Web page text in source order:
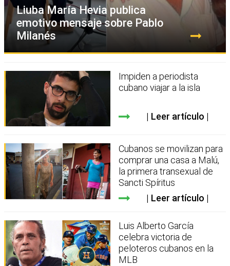
Liuba María Hevia publica
emotivo mensaje sobre Pablo
Milanés
Impiden a periodista
cubano viajar a la isla
Leer artículo
Cubanos se movilizan para
comprar una casa a Malú,
la primera transexual de
Sancti Spíritus
Leer artículo
Luis Alberto García
celebra victoria de
peloteros cubanos en la
MLB